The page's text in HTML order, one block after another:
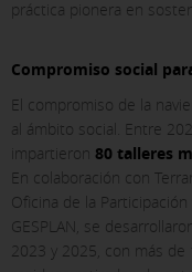
práctica pionera en
Compromiso social
El compromiso de la
al ámbito social. Entre
impartieron 80 talleres
En colaboración con
Oficina de la
GESPLAN, se
2023 y 2025, con más